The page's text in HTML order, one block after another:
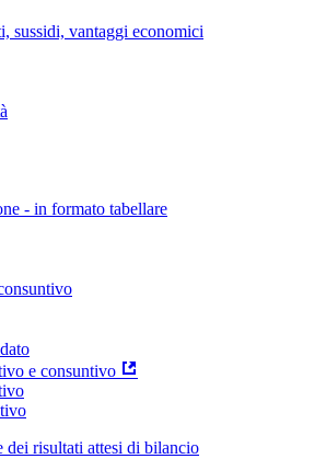
sussidi, vantaggi economici
- in formato tabellare
e consuntivo
dei risultati attesi di bilancio